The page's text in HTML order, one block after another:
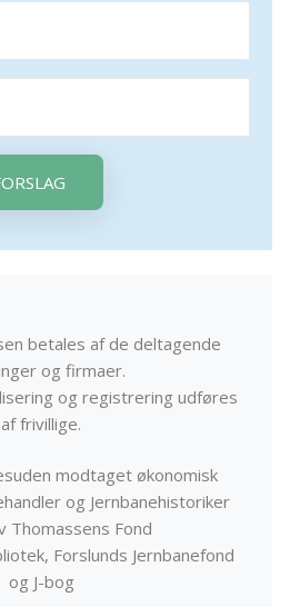
betales af de deltagende
og firmaer.
og registrering udføres
af frivillige.
modtaget økonomisk
og Jernbanehistoriker
Thomassens Fond
Forslunds Jernbanefond
og J-bog